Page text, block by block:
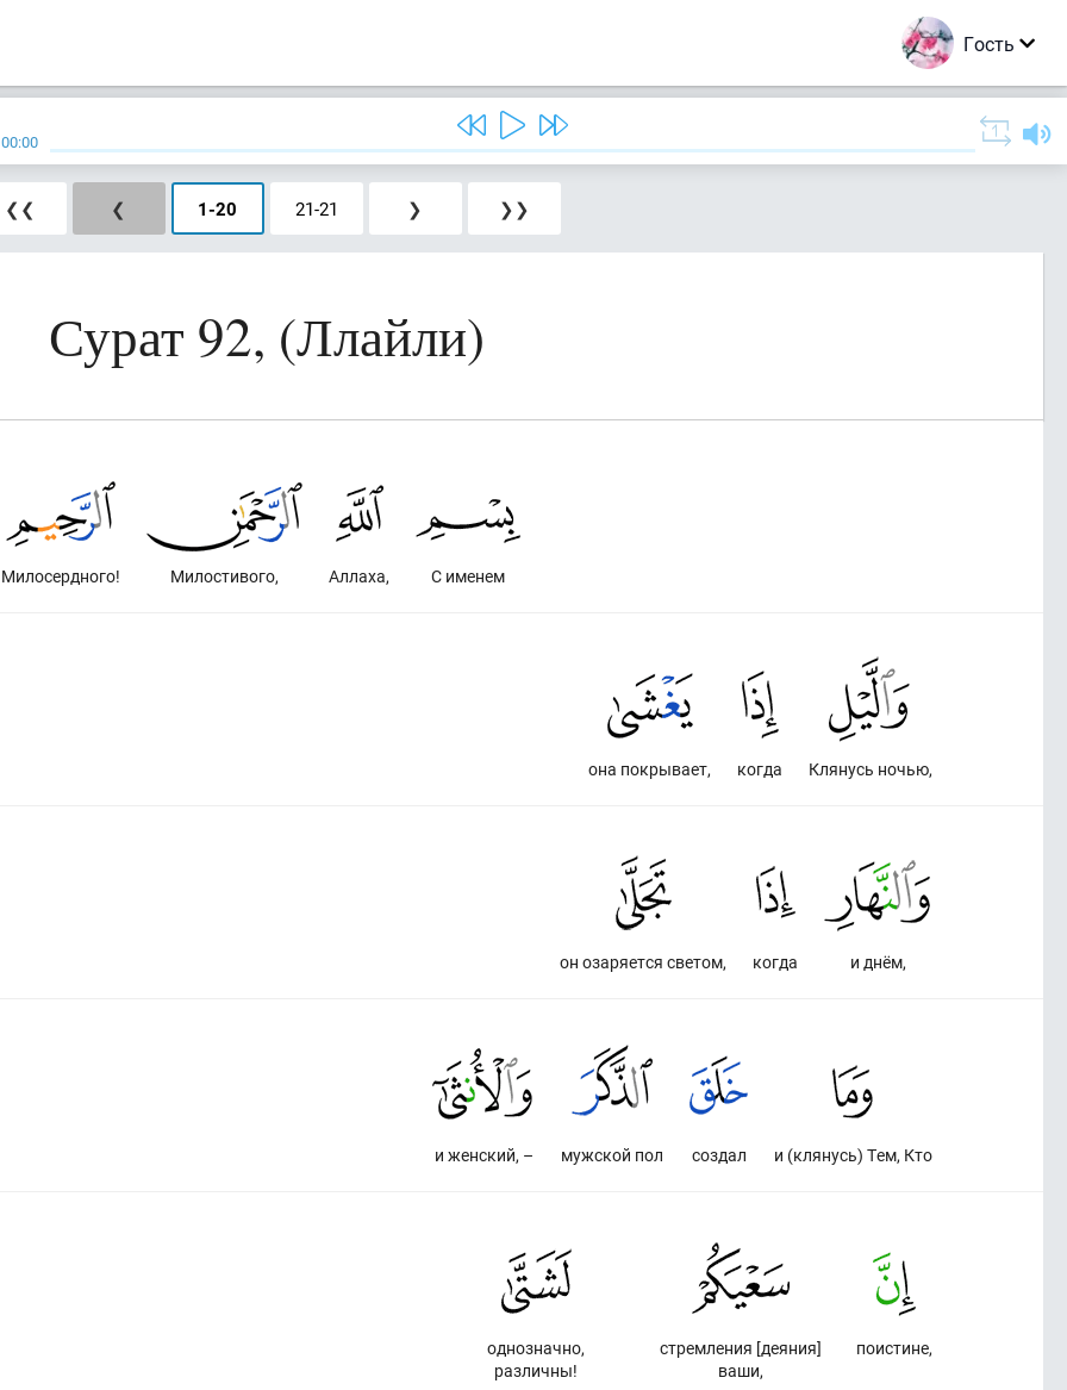
Гость
00:00
❮❮ ❮ 1-20 21-21 ❯ ❯❯
Сурат 92, (Ллайли)
С именем
Аллаха,
Милостивого,
Милосердного!
Клянусь ночью,
когда
она покрывает,
и днём,
когда
он озаряется светом,
и (клянусь) Тем, Кто
создал
мужской пол
и женский, –
поистине,
стремления [деяния]
ваши,
однозначно,
различны!